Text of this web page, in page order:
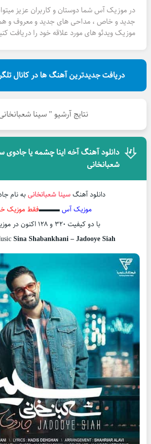
در موزیک آس شما دوستان و کاربران عزیز
جدید و خاص ، مداحی های جدید و معروف و
موزیک ویدئو های مورد علاقه خود را دریافت
دریافت جدیدترین آهنگ ها در کانال
نتایج آرشیو " سینا
دانلود آهنگ آخه اینا چشمه یا جادوی
شعبانخانی
دانلود آهنگسینا شعبانخانیبه نام
موزیک آس▬▬▬فقط موزیک
با دو کیفیت ۳۲۰ و ۱۲۸ اکنون در موزیک آس
Sina Shabankhani – Jadooye Siah